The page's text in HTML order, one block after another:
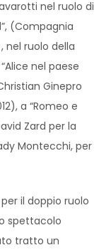
nel ruolo di
(Compagnia
nel ruolo della
nel paese
Ginepro
a “Romeo e
Zard per la
Montecchi, per
il doppio ruolo
spettacolo
tratto un